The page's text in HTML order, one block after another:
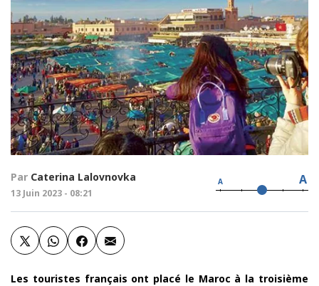
Par Caterina Lalovnovka
13 Juin 2023 - 08:21
A A
Les touristes français ont placé le Maroc à la troisième